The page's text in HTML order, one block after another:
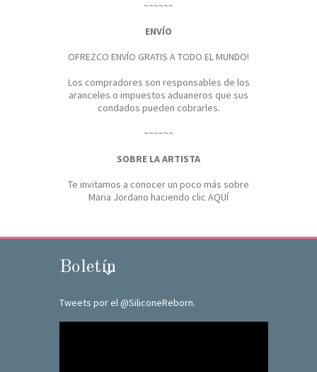
~~~~~~
ENVÍO
OFREZCO ENVÍO GRATIS A TODO EL MUNDO!
Los compradores son responsables de los
aranceles o impuestos aduaneros que sus
condados pueden cobrarles.
~~~~~~
SOBRE LA ARTISTA
Te invitamos a conocer un poco más sobre
Maria Jordano haciendo clic AQUÍ
Boletín
Tweets por el @SiliconeReborn.